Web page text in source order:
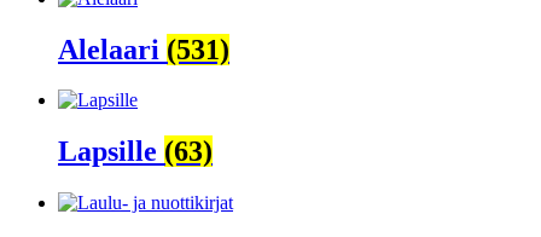
Alelaari (531)
Lapsille (63)